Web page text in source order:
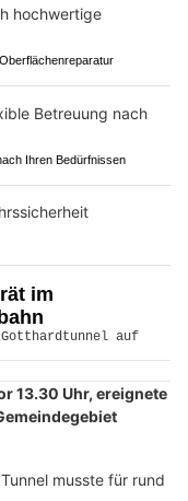
Ihren Bedürfnissen
im
13.30 Uhr, ereignete
musste für rund